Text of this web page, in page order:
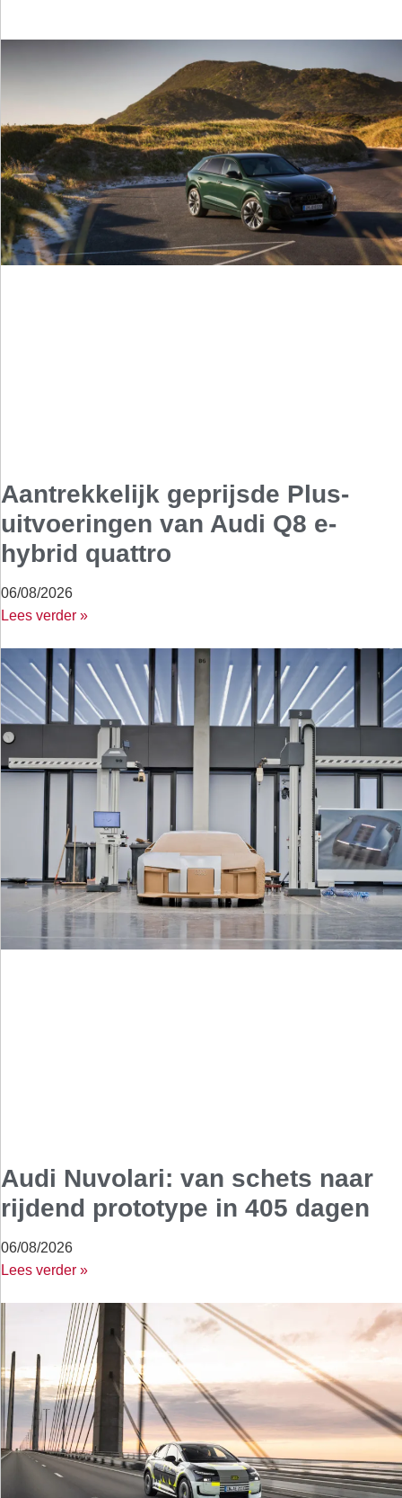
Aantrekkelijk geprijsde Plus-
uitvoeringen van Audi Q8 e-
hybrid quattro
06/08/2026
Lees verder »
Audi Nuvolari: van schets naar
rijdend prototype in 405 dagen
06/08/2026
Lees verder »